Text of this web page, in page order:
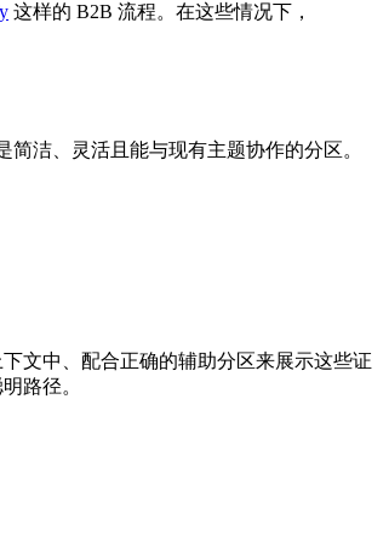
这样的 B2B 流程。在这些情况下，
简洁、灵活且能与现有主题协作的分区。
文中、配合正确的辅助分区来展示这些证
路径。